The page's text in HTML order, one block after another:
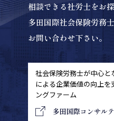
相談できる社労士をお
多田国際社会保険労務
お問い合わせ下さい。
社会保険労務士が中心と
による企業価値の向上を
ングファーム
多田国際コンサル